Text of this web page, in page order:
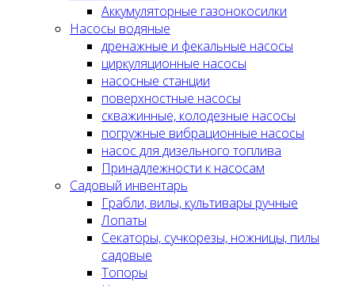
Аккумуляторные газонокосилки
Насосы водяные
дренажные и фекальные насосы
циркуляционные насосы
насосные станции
поверхностные насосы
скважинные, колодезные насосы
погружные вибрационные насосы
насос для дизельного топлива
Принадлежности к насосам
Садовый инвентарь
Грабли, вилы, культивары ручные
Лопаты
Секаторы, сучкорезы, ножницы, пилы
садовые
Топоры